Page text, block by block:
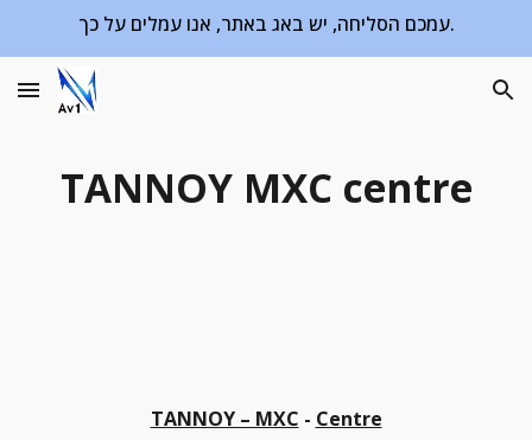
עמכם הסליחה, יש באג באתר, אנו עמלים על כך.
TANNOY MXC centre
TANNOY – MXC - Centre